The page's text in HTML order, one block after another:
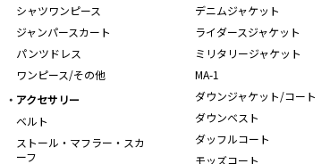
シャツワンピース
ジャンパースカート
パンツドレス
ワンピース/その他
デニムジャケット
ライダースジャケット
ミリタリージャケット
MA-1
ダウンジャケット/コート
ダウンベスト
ダッフルコート
モッズコート
アクセサリー
ベルト
ストール・マフラー・スカ
ーフ